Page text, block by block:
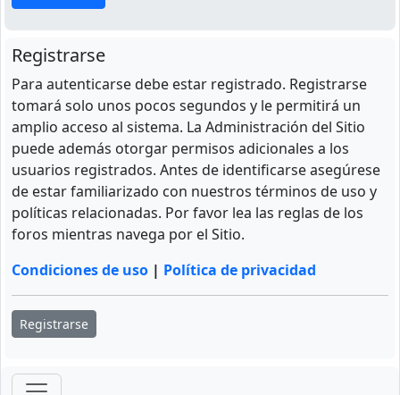
Registrarse
Para autenticarse debe estar registrado. Registrarse
tomará solo unos pocos segundos y le permitirá un
amplio acceso al sistema. La Administración del Sitio
puede además otorgar permisos adicionales a los
usuarios registrados. Antes de identificarse asegúrese
de estar familiarizado con nuestros términos de uso y
políticas relacionadas. Por favor lea las reglas de los
foros mientras navega por el Sitio.
Condiciones de uso | Política de privacidad
Registrarse